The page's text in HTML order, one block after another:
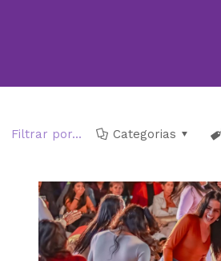
Filtrar por... Categorias